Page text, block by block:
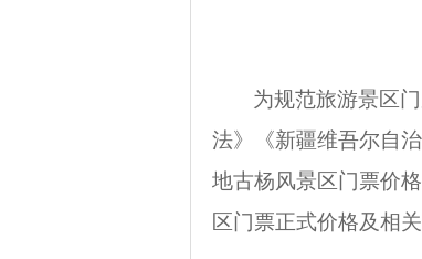
为规范旅游景区
法》《新疆维吾尔自
地古杨风景区门票价
区门票正式价格及相